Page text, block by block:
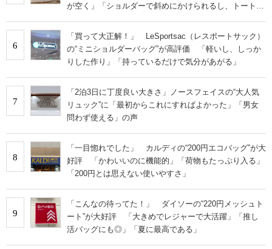
が空く」「ショルダーで斜めにかけられるし、トートで
6
「買って大正解！」 LeSportsac（レスポートサック）
の“ミニショルダーバッグ”が高評価 「軽いし、しっか
りした作り」「持っているだけで気分があがる」
7
「2泊3日に丁度良い大きさ」ノースフェイスの“大人気
リュック”に「最初からこれにすればよかった」「男女
問わず使える」の声
8
「一目惚れでした」 カルディの“200円エコバッグ”が大
好評 「かわいいのに機能的」「荷物もたっぷり入る」
「200円とは思えない使いやすさ」
9
「こんなの待ってた！」 ダイソーの“220円メッシュト
ート”が大好評 「大きめでレジャーで大活躍」「推し
活バッグにも◎」「夏に最高である」